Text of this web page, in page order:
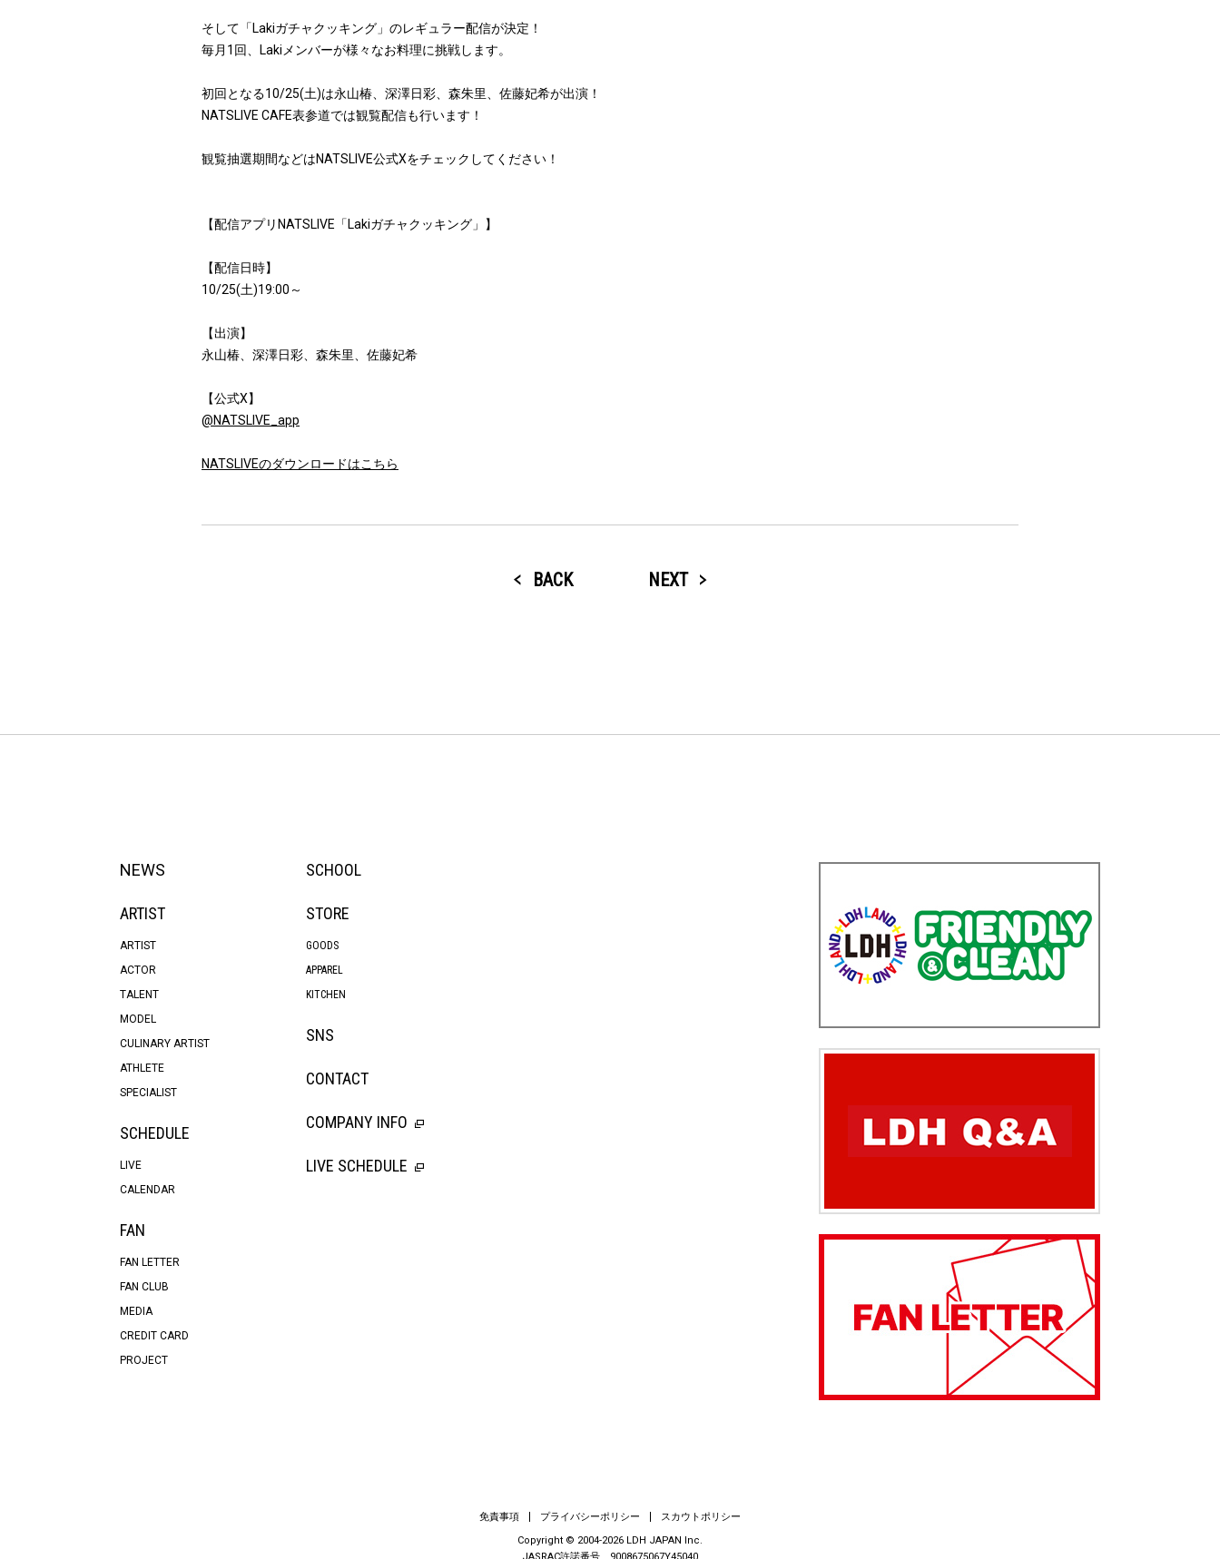
そして「Lakiガチャクッキング」のレギュラー配信が決定！
毎月1回、Lakiメンバーが様々なお料理に挑戦します。
初回となる10/25(土)は永山椿、深澤日彩、森朱里、佐藤妃希が出演！
NATSLIVE CAFE表参道では観覧配信も行います！
観覧抽選期間などはNATSLIVE公式Xをチェックしてください！
【配信アプリNATSLIVE「Lakiガチャクッキング」】
【配信日時】
10/25(土)19:00～
【出演】
永山椿、深澤日彩、森朱里、佐藤妃希
【公式X】
@NATSLIVE_app
NATSLIVEのダウンロードはこちら
BACK NEXT
NEWS
ARTIST
ARTIST
ACTOR
TALENT
MODEL
CULINARY ARTIST
ATHLETE
SPECIALIST
SCHEDULE
LIVE
CALENDAR
FAN
FAN LETTER
FAN CLUB
MEDIA
CREDIT CARD
PROJECT
SCHOOL
STORE
GOODS
APPAREL
KITCHEN
SNS
CONTACT
COMPANY INFO
LIVE SCHEDULE
免責事項 プライバシーポリシー
スカウトポリシー
Copyright © 2004-2026 LDH JAPAN Inc.